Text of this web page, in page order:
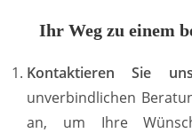
Ihr Weg zu einem
Kontaktieren Sie
unverbindlichen
an, um Ihre